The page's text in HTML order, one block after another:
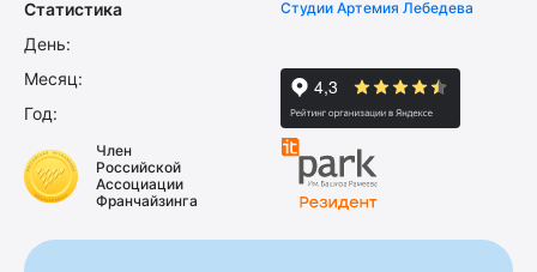
Статистика
День:
Месяц:
Год:
Студии Артемия Лебедева
Член
Российской
Ассоциации
Франчайзинга